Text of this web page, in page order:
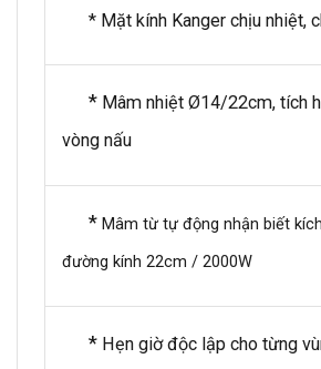
* Mặt kính Kanger chịu nhiệt,
* Mâm nhiệt Ø14/22cm, tích
vòng nấu
* Mâm từ tự động nhận biết
đường kính 22cm / 2000W
* Hẹn giờ độc lập cho từng